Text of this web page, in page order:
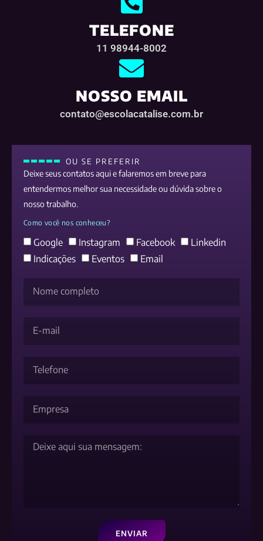
TELEFONE
11 98944-8002
NOSSO EMAIL
contato@escolacatalise.com.br
OU SE PREFERIR
Deixe seus contatos aqui e falaremos em breve para
entendermos melhor sua necessidade ou dúvida sobre o
nosso trabalho.
Como você nos conheceu?
Google Instagram Facebook
Linkedin
Indicações
Eventos Email
ENVIAR